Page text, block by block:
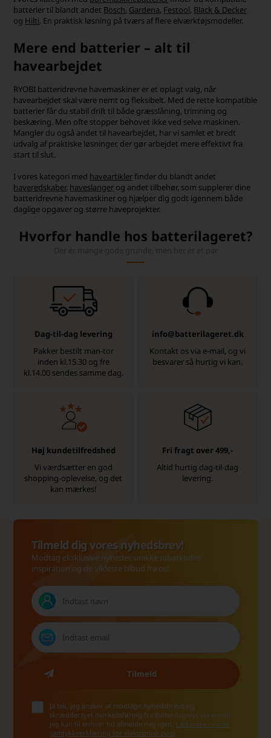
batterier til blandt andet Bosch, Gardena, Festool, Black & Decker
og Hilti. En praktisk løsning på tværs af flere elværktøjsmodeller.
Mere end batterier – alt til
havearbejdet
RYOBI batteridrevne havemaskiner er et oplagt valg, når
havearbejdet skal være nemt og fleksibelt. Med de rette kompatible
batterier får du stabil drift til både græsslåning, trimning og
beskæring. Men ofte stopper behovet ikke ved selve maskinen.
Mangler du også andet til havearbejdet, har vi samlet et bredt
udvalg af praktiske løsninger, der gør arbejdet mere effektivt fra
start til slut.
I vores kategori med haveartiklerfinder du blandt andet
haveredskaber, haveslanger og andet tilbehør, som supplerer dine
batteridrevne havemaskiner og hjælper dig godt igennem både
daglige opgaver og større haveprojekter.
Hvorfor handle hos batterilageret?
Dag-til-dag levering
Pakker bestilt man-tor
inden kl.15.30 og fre
kl.14.00 sendes samme dag.
info@batterilageret.dk
Kontakt os via e-mail, og vi
besvarer så hurtig vi kan.
Høj kundetilfredshed
Vi værdsætter en god
shopping-oplevelse, og det
kan mærkes!
Fri fragt over 499,-
Altid hurtig dag-til-dag
levering.
Tilmeld dig vores nyhedsbrev!
Modtag eksklusive nyheder, unikke rabatkoder,
inspiration og de vildeste tilbud fra os!
Ja tak, jeg ønsker at modtage nyhedsbreve og
skræddersyet markedsføring fra Batterilageret via e-mail.
Jeg kan til enhver tid afmelde mig igen. Læs mere i vores
samtykkeerklæring for elektronisk post